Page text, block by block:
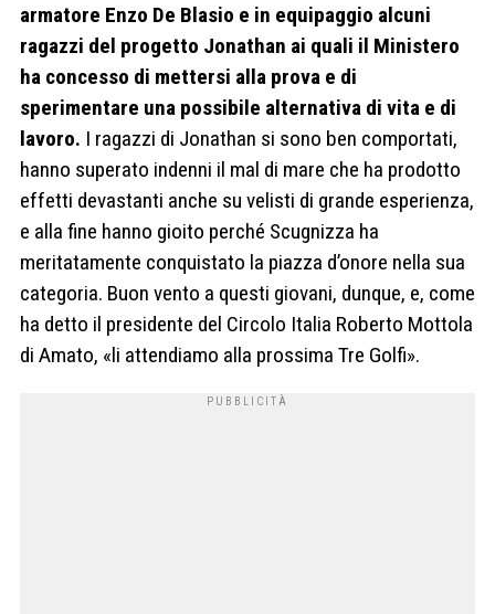
armatore Enzo De Blasio e in equipaggio alcuni
ragazzi del progetto Jonathan ai quali il Ministero
ha concesso di mettersi alla prova e di
sperimentare una possibile alternativa di vita e di
lavoro. I ragazzi di Jonathan si sono ben comportati,
hanno superato indenni il mal di mare che ha prodotto
effetti devastanti anche su velisti di grande esperienza,
e alla fine hanno gioito perché Scugnizza ha
meritatamente conquistato la piazza d’onore nella sua
categoria. Buon vento a questi giovani, dunque, e, come
ha detto il presidente del Circolo Italia Roberto Mottola
di Amato, «li attendiamo alla prossima Tre Golfi».